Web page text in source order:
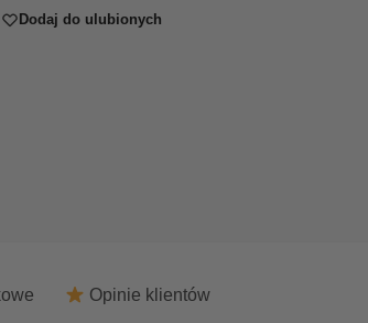
Dodaj do ulubionych
Opinie klientów